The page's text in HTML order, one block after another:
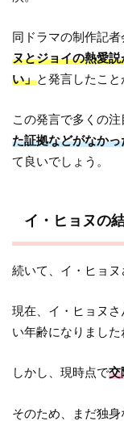
同ドラマの制作記者
ヌとジョイの熱愛
い」と発言したこと
この発言で多くの
た証拠などがなかっ
て良いでしょう。
イ・ヒョヌの
続いて、イ・ヒョヌ
現在、イ・ヒョヌさ
い年齢になりました
しかし、現時点で交
そのため、まだ独